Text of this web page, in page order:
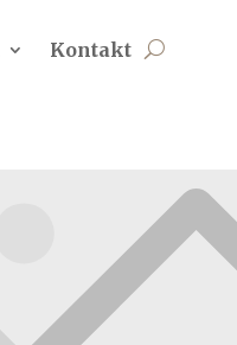
Kontakt